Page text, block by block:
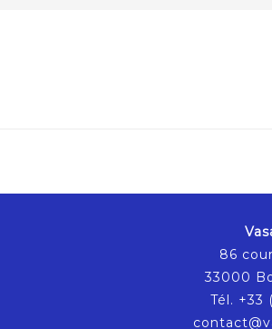
86
33000
Tél. +33